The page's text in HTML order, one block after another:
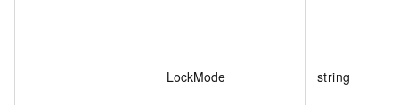
LockMode string